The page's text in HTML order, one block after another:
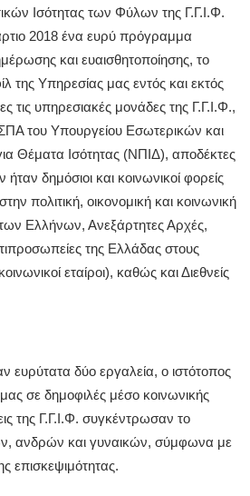
Ισότητας των Φύλων της Γ.Γ.Ι.Φ.
2018 ένα ευρύ πρόγραμμα
και ευαισθητοποίησης, το
της Υπηρεσίας μας εντός και εκτός
τις υπηρεσιακές μονάδες της Γ.Γ.Ι.Φ.,
του Υπουργείου Εσωτερικών και
Θέματα Ισότητας (ΝΠΙΔ), αποδέκτες
δημόσιοι και κοινωνικοί φορείς
πολιτική, οικονομική και κοινωνική
Ελλήνων, Ανεξάρτητες Αρχές,
της Ελλάδας στους
εταίροι), καθώς και Διεθνείς
ευρύτατα δύο εργαλεία, ο ιστότοπος
σε δημοφιλές μέσο κοινωνικής
της Γ.Γ.Ι.Φ. συγκέντρωσαν το
ανδρών και γυναικών, σύμφωνα με
επισκεψιμότητας.